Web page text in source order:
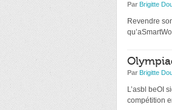
Par Brigitte
Revendre
Par Brigitte
L’asbl beOI
compétition